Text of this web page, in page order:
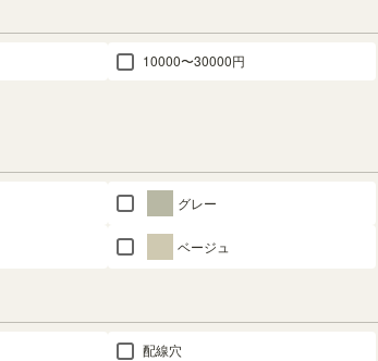
10000〜30000円
グレー
ベージュ
配線穴